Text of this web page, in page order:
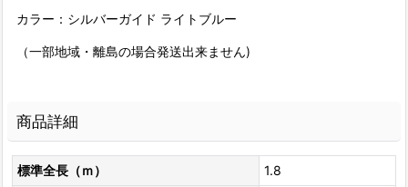
カラー：シルバーガイド ライトブルー
（一部地域・離島の場合発送出来ません)
商品詳細
標準全長（ｍ）
1.8